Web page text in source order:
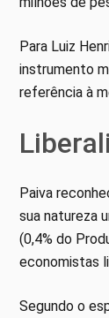
Para Luiz
instrumento
referência à
Paiva
sua natureza
(0,4% do
economistas
Segundo o